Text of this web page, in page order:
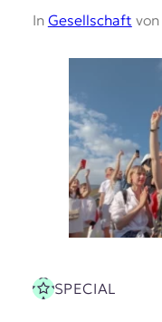
In Gesellschaft von
SPECIAL